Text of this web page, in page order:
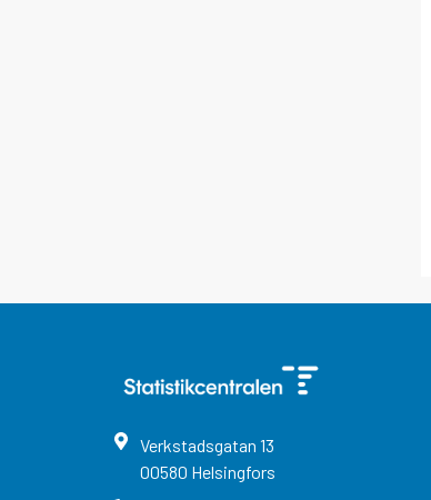
Verkstadsgatan 13
00580 Helsingfors